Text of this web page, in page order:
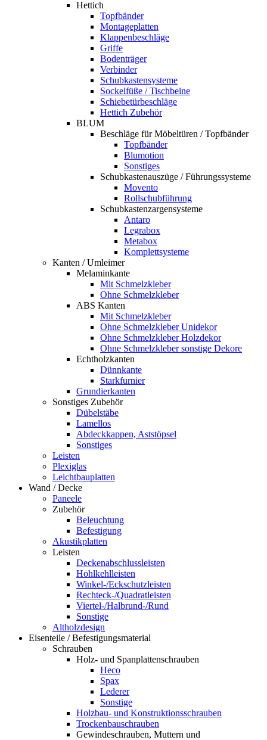
Hettich
Topfbänder
Montageplatten
Klappenbeschläge
Griffe
Bodenträger
Verbinder
Schubkastensysteme
Sockelfüße / Tischbeine
Schiebetürbeschläge
Hettich Zubehör
BLUM
Beschläge für Möbeltüren / Topfbänder
Topfbänder
Blumotion
Sonstiges
Schubkastenauszüge / Führungssysteme
Movento
Rollschubführung
Schubkastenzargensysteme
Antaro
Legrabox
Metabox
Komplettsysteme
Kanten / Umleimer
Melaminkante
Mit Schmelzkleber
Ohne Schmelzkleber
ABS Kanten
Mit Schmelzkleber
Ohne Schmelzkleber Unidekor
Ohne Schmelzkleber Holzdekor
Ohne Schmelzkleber sonstige Dekore
Echtholzkanten
Dünnkante
Starkfurnier
Grundierkanten
Sonstiges Zubehör
Dübelstäbe
Lamellos
Abdeckkappen, Aststöpsel
Sonstiges
Leisten
Plexiglas
Leichtbauplatten
Wand / Decke
Paneele
Zubehör
Beleuchtung
Befestigung
Akustikplatten
Leisten
Deckenabschlussleisten
Hohlkehlleisten
Winkel-/Eckschutzleisten
Rechteck-/Quadratleisten
Viertel-/Halbrund-/Rund
Sonstige
Altholzdesign
Eisenteile / Befestigungsmaterial
Schrauben
Holz- und Spanplattenschrauben
Heco
Spax
Lederer
Sonstige
Holzbau- und Konstruktionsschrauben
Trockenbauschrauben
Gewindeschrauben, Muttern und